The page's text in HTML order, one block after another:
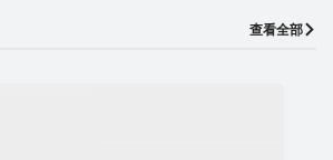
查看全部